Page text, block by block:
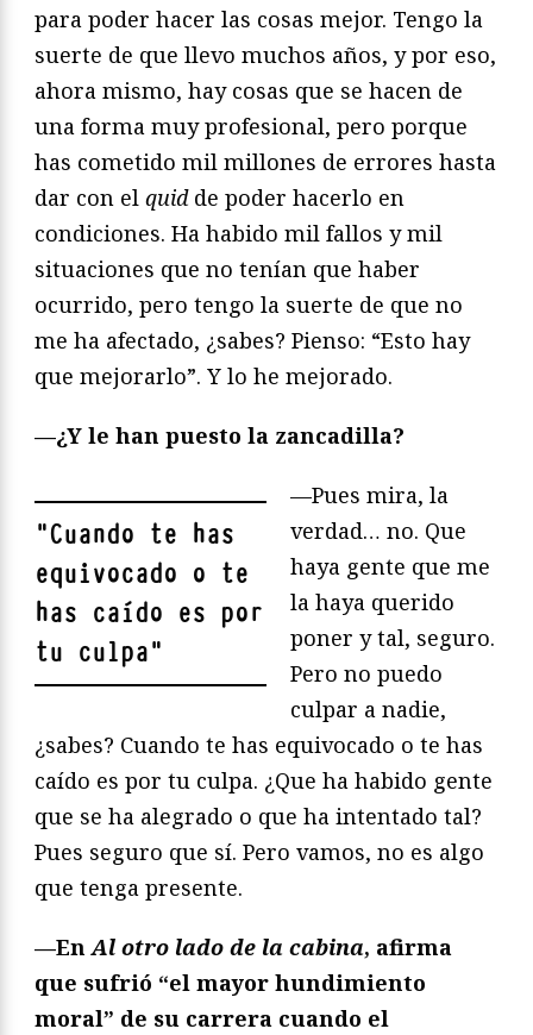
para poder hacer las cosas mejor. Tengo la
suerte de que llevo muchos años, y por eso,
ahora mismo, hay cosas que se hacen de
una forma muy profesional, pero porque
has cometido mil millones de errores hasta
dar con el quidde poder hacerlo en
condiciones. Ha habido mil fallos y mil
situaciones que no tenían que haber
ocurrido, pero tengo la suerte de que no
me ha afectado, ¿sabes? Pienso: “Esto hay
que mejorarlo”. Y lo he mejorado.
—¿Y le han puesto la zancadilla?
"Cuando te has
equivocado o te
has caído es por
tu culpa"
—Pues mira, la
verdad… no. Que
haya gente que me
la haya querido
poner y tal, seguro.
Pero no puedo
culpar a nadie,
¿sabes? Cuando te has equivocado o te has
caído es por tu culpa. ¿Que ha habido gente
que se ha alegrado o que ha intentado tal?
Pues seguro que sí. Pero vamos, no es algo
que tenga presente.
—EnAl otro lado de la cabina, afirma
que sufrió “el mayor hundimiento
moral” de su carrera cuando el